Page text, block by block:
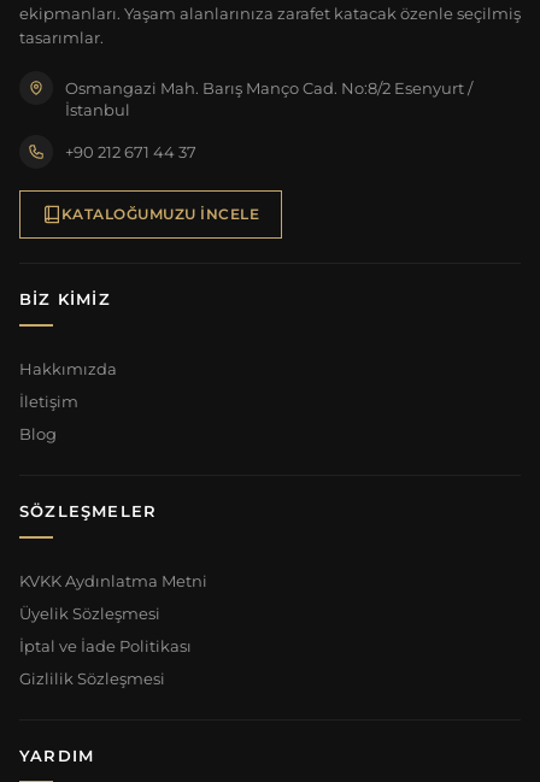
ekipmanları. Yaşam alanlarınıza zarafet katacak özenle seçilmiş
tasarımlar.
Osmangazi Mah. Barış Manço Cad. No:8/2 Esenyurt /
İstanbul
+90 212 671 44 37
KATALOĞUMUZU İNCELE
BIZ KIMIZ
Hakkımızda
İletişim
Blog
SÖZLEŞMELER
KVKK Aydınlatma Metni
Üyelik Sözleşmesi
İptal ve İade Politikası
Gizlilik Sözleşmesi
YARDIM